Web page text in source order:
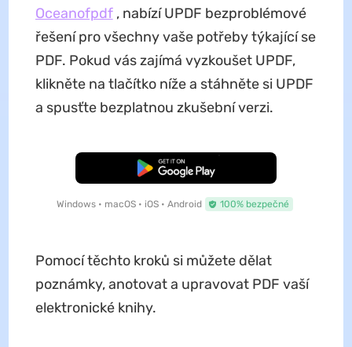
Oceanofpdf, nabízí UPDF bezproblémové
řešení pro všechny vaše potřeby týkající se
PDF. Pokud vás zajímá vyzkoušet UPDF,
klikněte na tlačítko níže a stáhněte si UPDF
a spusťte bezplatnou zkušební verzi.
Bezplatné stažení
Windows • macOS • iOS • Android 100% bezpečné
Pomocí těchto kroků si můžete dělat
poznámky, anotovat a upravovat PDF vaší
elektronické knihy.